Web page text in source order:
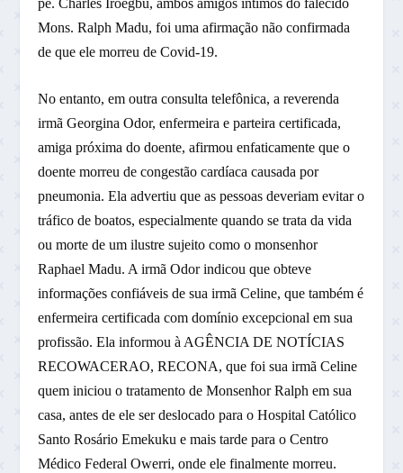
Mons. Ralph Madu, foi uma afirmação não confirmada
de que ele morreu de Covid-19.
No entanto, em outra consulta telefônica, a reverenda
irmã Georgina Odor, enfermeira e parteira certificada,
amiga próxima do doente, afirmou enfaticamente que o
doente morreu de congestão cardíaca causada por
pneumonia. Ela advertiu que as pessoas deveriam evitar o
tráfico de boatos, especialmente quando se trata da vida
ou morte de um ilustre sujeito como o monsenhor
Raphael Madu. A irmã Odor indicou que obteve
informações confiáveis ​​de sua irmã Celine, que também é
enfermeira certificada com domínio excepcional em sua
profissão. Ela informou à AGÊNCIA DE NOTÍCIAS
RECOWACERAO, RECONA, que foi sua irmã Celine
quem iniciou o tratamento de Monsenhor Ralph em sua
casa, antes de ele ser deslocado para o Hospital Católico
Santo Rosário Emekuku e mais tarde para o Centro
Médico Federal Owerri, onde ele finalmente morreu.